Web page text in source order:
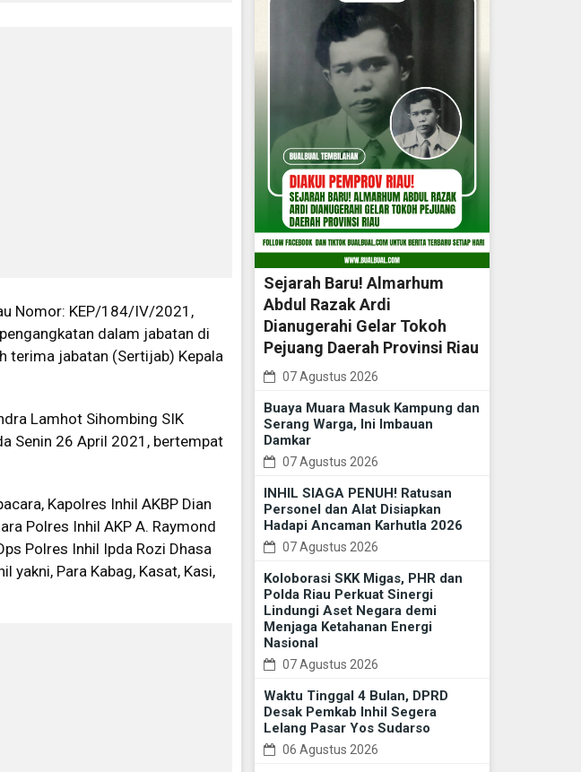
Nomor: KEP/184/IV/2021,
dalam jabatan di
terima jabatan (Sertijab) Kepala
Lamhot Sihombing SIK
Senin 26 April 2021, bertempat
Kapolres Inhil AKBP Dian
Polres Inhil AKP A. Raymond
Polres Inhil Ipda Rozi Dhasa
yakni, Para Kabag, Kasat, Kasi,
Sejarah Baru! Almarhum
Abdul Razak Ardi
Dianugerahi Gelar Tokoh
Pejuang Daerah Provinsi Riau
07 Agustus 2026
Buaya Muara Masuk Kampung dan
Serang Warga, Ini Imbauan
Damkar
07 Agustus 2026
INHIL SIAGA PENUH! Ratusan
Personel dan Alat Disiapkan
Hadapi Ancaman Karhutla 2026
07 Agustus 2026
Koloborasi SKK Migas, PHR dan
Polda Riau Perkuat Sinergi
Lindungi Aset Negara demi
Menjaga Ketahanan Energi
Nasional
07 Agustus 2026
Waktu Tinggal 4 Bulan, DPRD
Desak Pemkab Inhil Segera
Lelang Pasar Yos Sudarso
06 Agustus 2026